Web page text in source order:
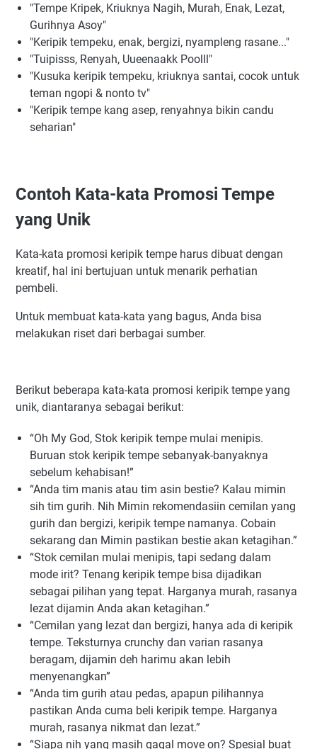
"Tempe Kripek, Kriuknya Nagih, Murah, Enak, Lezat,
Gurihnya Asoy"
"Keripik tempeku, enak, bergizi, nyampleng rasane..."
"Tuipisss, Renyah, Uueenaakk Poolll"
"Kusuka keripik tempeku, kriuknya santai, cocok untuk
teman ngopi & nonto tv"
"Keripik tempe kang asep, renyahnya bikin candu
seharian"
Contoh Kata-kata Promosi Tempe
yang Unik
Kata-kata promosi keripik tempe harus dibuat dengan
kreatif, hal ini bertujuan untuk menarik perhatian
pembeli.
Untuk membuat kata-kata yang bagus, Anda bisa
melakukan riset dari berbagai sumber.
Berikut beberapa kata-kata promosi keripik tempe yang
unik, diantaranya sebagai berikut:
“Oh My God, Stok keripik tempe mulai menipis.
Buruan stok keripik tempe sebanyak-banyaknya
sebelum kehabisan!”
“Anda tim manis atau tim asin bestie? Kalau mimin
sih tim gurih. Nih Mimin rekomendasiin cemilan yang
gurih dan bergizi, keripik tempe namanya. Cobain
sekarang dan Mimin pastikan bestie akan ketagihan.”
“Stok cemilan mulai menipis, tapi sedang dalam
mode irit? Tenang keripik tempe bisa dijadikan
sebagai pilihan yang tepat. Harganya murah, rasanya
lezat dijamin Anda akan ketagihan.”
“Cemilan yang lezat dan bergizi, hanya ada di keripik
tempe. Teksturnya crunchy dan varian rasanya
beragam, dijamin deh harimu akan lebih
menyenangkan”
“Anda tim gurih atau pedas, apapun pilihannya
pastikan Anda cuma beli keripik tempe. Harganya
murah, rasanya nikmat dan lezat.”
“Siapa nih yang masih gagal move on? Spesial buat